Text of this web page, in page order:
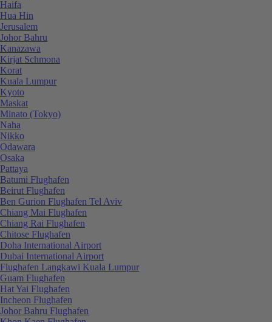
Haifa
Hua Hin
Jerusalem
Johor Bahru
Kanazawa
Kirjat Schmona
Korat
Kuala Lumpur
Kyoto
Maskat
Minato (Tokyo)
Naha
Nikko
Odawara
Osaka
Pattaya
Batumi Flughafen
Beirut Flughafen
Ben Gurion Flughafen Tel Aviv
Chiang Mai Flughafen
Chiang Rai Flughafen
Chitose Flughafen
Doha International Airport
Dubai International Airport
Flughafen Langkawi Kuala Lumpur
Guam Flughafen
Hat Yai Flughafen
Incheon Flughafen
Johor Bahru Flughafen